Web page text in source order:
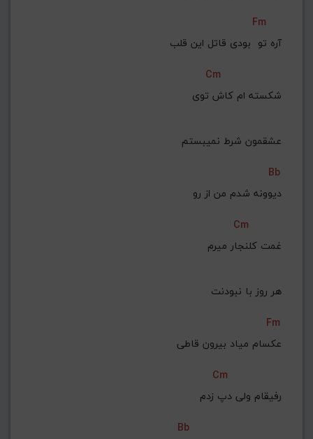
Fm
آره تو  بودی قاتل این قلب
Cm
شکسته ام کاش توی
عشقمون شرط نمیبستم
Bb
دیوونه شدم من از رو
Cm
غمت کلنجار میرم
هر روز با نبودنت
Fm
عکسام میاد بیرون قاطی
Cm
رفیقام ولی دپ زدم
Bb